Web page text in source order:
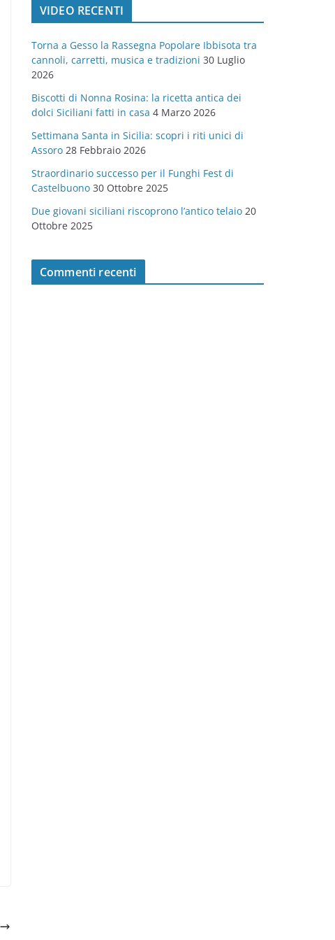
o
r
e
VIDEO RECENTI
Torna a Gesso la Rassegna Popolare Ibbisota tra
cannoli, carretti, musica e tradizioni 30 Luglio
2026
Biscotti di Nonna Rosina: la ricetta antica dei
dolci Siciliani fatti in casa 4 Marzo 2026
Settimana Santa in Sicilia: scopri i riti unici di
Assoro 28 Febbraio 2026
Straordinario successo per il Funghi Fest di
Castelbuono 30 Ottobre 2025
Due giovani siciliani riscoprono l’antico telaio 20
Ottobre 2025
Commenti recenti